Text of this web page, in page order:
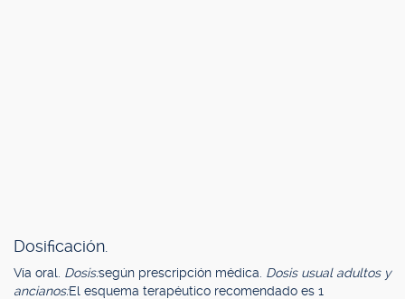
Dosificación.
Vía oral. Dosis:según prescripción médica. Dosis usual adultos y
ancianos:El esquema terapéutico recomendado es 1